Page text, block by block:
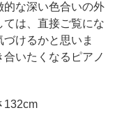
的な深い色合いの外
は、直接ご覧にな
けるかと思いま
いたくなるピアノ
132cm